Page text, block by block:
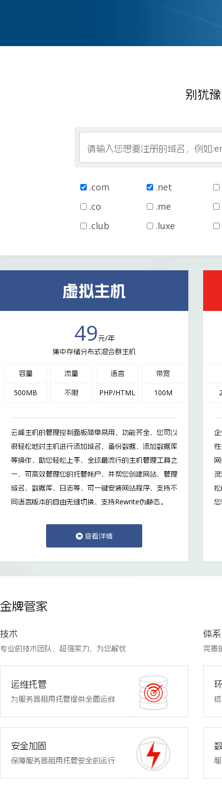
别犹
.com
.net
.co
.me
.club
.luxe
虚拟主机
49元/年
集中存储分布式混合群主机
容量
500MB
流量
不限
语言
PHP/HTML
带宽
100M
云峰主机的管理控制面板简单易用、功能齐全、您可以
很轻松地对主机进行添加域名、备份数据、添加数据库
等操作、助您轻松上手、全球最流行的主机管理工具之
一、可高效管理您的托管帐户、并帮您创建网站、管理
域名、数据库、日志等、可一键安装网站程序、支持不
同语言版本的自由无缝切换、支持Rewrite伪静态。
 查看详情
金牌管家
技术
专业的技术团队、超强实力、为您解忧
运维托管
为服务器租用托管提供全面运维
安全加固
保障服务器租用托管安全的运行
体系
完善